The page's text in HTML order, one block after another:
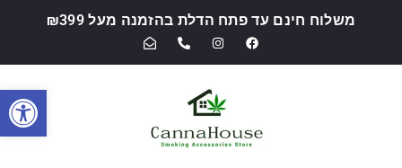
משלוח חינם עד פתח הדלת בהזמנה מעל ₪399
פתח